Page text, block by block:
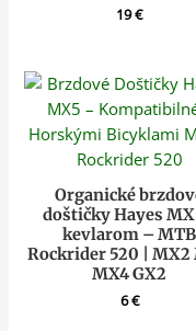
19€
Organické
doštičky Hayes
kevlarom – MTB
Rockrider 520 | MX2
MX4 GX2
6€